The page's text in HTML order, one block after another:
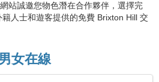
站誠邀您物色潛在合作夥伴，選擇完
人士和遊客提供的免費 Brixton Hill 交
女在線